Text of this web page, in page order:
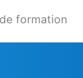
formation